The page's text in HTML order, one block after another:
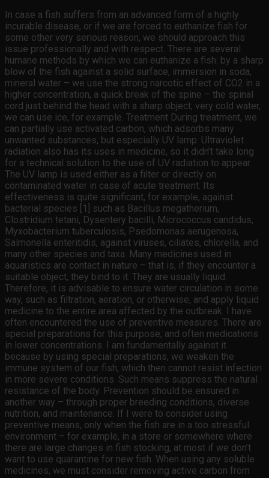
In case a fish suffers from an advanced form of a highly
incurable disease, or if we are forced to euthanize fish for
some other very serious reason, we should approach this
issue professionally and with respect. There are several
humane methods by which we can euthanize a fish: by a sharp
blow of the fish against a solid surface, immersion in soda,
mineral water – we use the strong narcotic effect of CO2 in a
higher concentration, a quick break of the spine – the spinal
cord just behind the head with a sharp object, very cold water,
we can use ice, for example. Treatment During treatment, we
can partially use activated carbon, which adsorbs many
unwanted substances, but especially UV lamp. Ultraviolet
radiation also has its uses in medicine, so it didn’t take long
for a technical solution to the use of UV radiation to appear.
The UV lamp is used either as a filter or directly on
contaminated water in case of acute treatment. Its
effectiveness is quite significant, for example, against
bacterial species [1] such as Bacillus megatherium,
Clostridium tetani, Dysentery bacilli, Micrococcus candidus,
Myxobacterium tuberculosis, Psedomonas aerugenosa,
Salmonella enteritidis, against viruses, ciliates, chlorella, and
many other species and taxa. Many medicines used in
aquaristics are contact in nature – that is, if they encounter a
suitable object, they bind to it. They are usually liquid.
Therefore, it is advisable to ensure water circulation in some
way, such as filtration, aeration, or otherwise, and apply liquid
medicine to the entire area affected by the outbreak. I have
often encountered the use of preventive measures. There are
special preparations for this purpose, and often medications
in lower concentrations. I am fundamentally against it
because by using special preparations, we weaken the
immune system of our fish, which then cannot resist infection
in more severe conditions. Such means suppress the natural
resistance of the body. Prevention should be ensured in
another way – through proper breeding conditions, diverse
nutrition, and maintenance. If I were to consider using
preventive means, only when the fish are in a too stressful
environment – for example, in a store or somewhere where
there are large changes in fish stocking, at most if we don’t
want to use quarantine for new fish. When using any soluble
medicines, we must consider removing active carbon from